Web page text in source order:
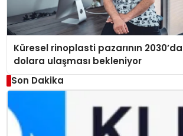
Küresel rinoplasti pazarının
dolara ulaşması bekleniyor
Son Dakika